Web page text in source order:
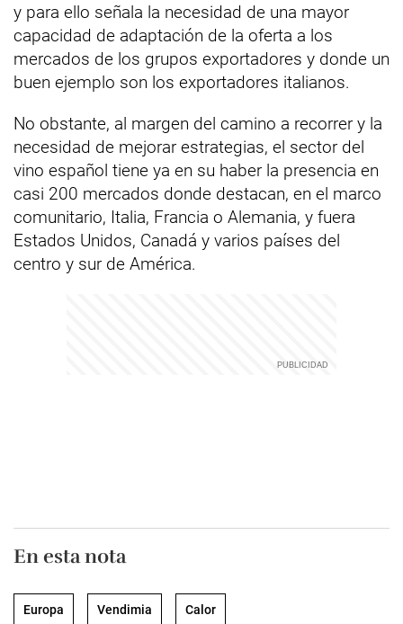
y para ello señala la necesidad de una mayor
capacidad de adaptación de la oferta a los
mercados de los grupos exportadores y donde un
buen ejemplo son los exportadores italianos.
No obstante, al margen del camino a recorrer y la
necesidad de mejorar estrategias, el sector del
vino español tiene ya en su haber la presencia en
casi 200 mercados donde destacan, en el marco
comunitario, Italia, Francia o Alemania, y fuera
Estados Unidos, Canadá y varios países del
centro y sur de América.
En esta nota
Europa Vendimia Calor